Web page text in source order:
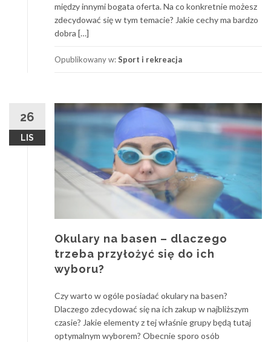
między innymi bogata oferta. Na co konkretnie możesz
zdecydować się w tym temacie? Jakie cechy ma bardzo
dobra […]
Opublikowany w:Sport i rekreacja
26
LIS
Okulary na basen – dlaczego
trzeba przyłożyć się do ich
wyboru?
Czy warto w ogóle posiadać okulary na basen?
Dlaczego zdecydować się na ich zakup w najbliższym
czasie? Jakie elementy z tej właśnie grupy będą tutaj
optymalnym wyborem? Obecnie sporo osób